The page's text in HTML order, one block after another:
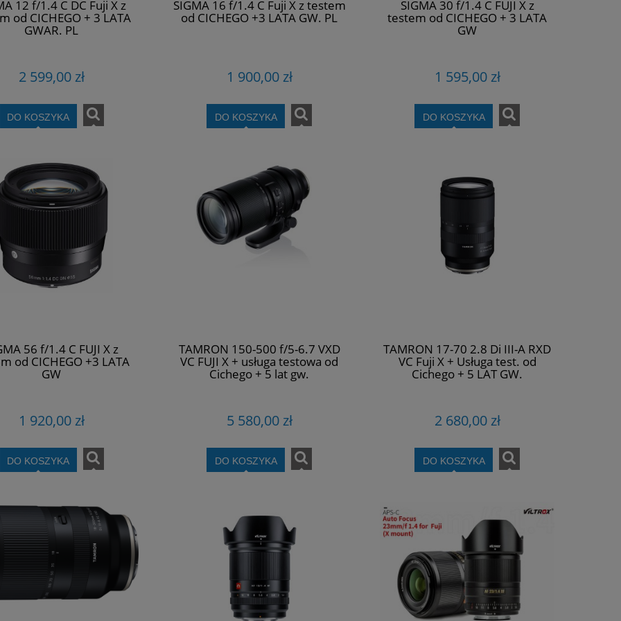
12 f/1.4 C DC Fuji X z
od CICHEGO + 3 LATA
GWAR. PL
2 599,00 zł
DO KOSZYKA
SIGMA 16 f/1.4 C Fuji X z testem
od CICHEGO +3 LATA GW. PL
1 900,00 zł
DO KOSZYKA
SIGMA 30 f/1.4 C FUJI X z
testem od CICHEGO + 3 LATA
GW
1 595,00 zł
DO KOSZYKA
56 f/1.4 C FUJI X z
od CICHEGO +3 LATA
GW
1 920,00 zł
DO KOSZYKA
TAMRON 150-500 f/5-6.7 VXD
VC FUJI X + usługa testowa od
Cichego + 5 lat gw.
5 580,00 zł
DO KOSZYKA
TAMRON 17-70 2.8 Di III-A RXD
VC Fuji X + Usługa test. od
Cichego + 5 LAT GW.
2 680,00 zł
DO KOSZYKA